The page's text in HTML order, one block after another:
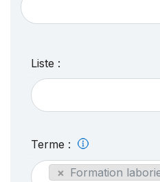
Liste :
Terme :
× Formation